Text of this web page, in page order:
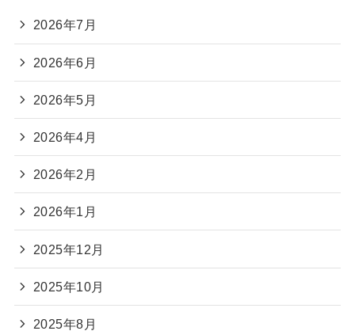
2026年7月
2026年6月
2026年5月
2026年4月
2026年2月
2026年1月
2025年12月
2025年10月
2025年8月